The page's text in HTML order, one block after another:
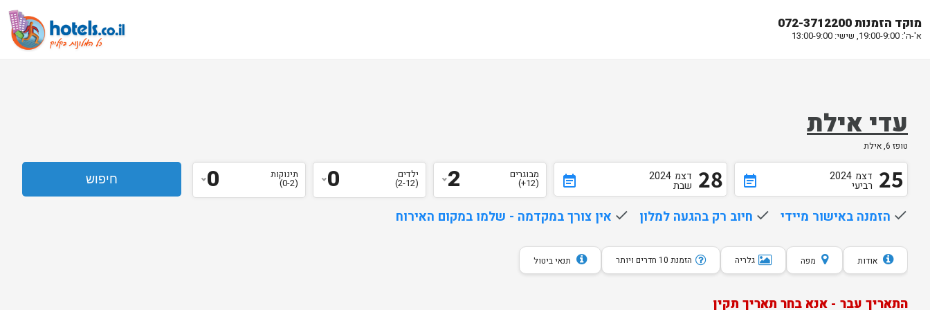
מוקד הזמנות 072-3712200
א'-ה': 19:00-9:00, שישי: 13:00-9:00
עדי אילת
טופז 6, אילת
event_note 25 דצמ 2024
רביעי event_note 28 דצמ 2024
שבת
מבוגרים
(12+)
2 ילדים
(2-12)
0 תינוקות
(0-2)
0
done הזמנה באישור מיידי done חיוב רק בהגעה למלון done אין צורך במקדמה - שלמו במקום האירוח
אודות מפה גלריה הזמנת 10 חדרים ויותר תנאי ביטול
התאריך עבר - אנא בחר תאריך תקין